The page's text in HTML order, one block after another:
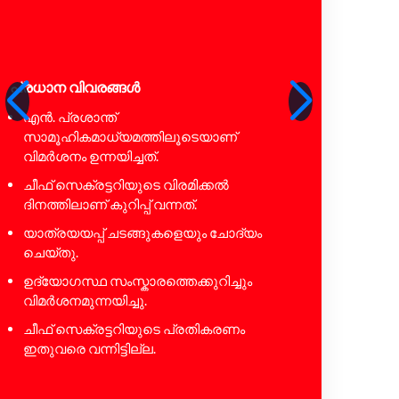
പ്രധാന വിവരങ്ങൾ
എൻ. പ്രശാന്ത്
സാമൂഹികമാധ്യമത്തിലൂടെയാണ്
വിമർശനം ഉന്നയിച്ചത്.
ചീഫ് സെക്രട്ടറിയുടെ വിരമിക്കൽ
ദിനത്തിലാണ് കുറിപ്പ് വന്നത്.
യാത്രയയപ്പ് ചടങ്ങുകളെയും ചോദ്യം
ചെയ്തു.
ഉദ്യോഗസ്ഥ സംസ്കാരത്തെക്കുറിച്ചും
വിമർശനമുന്നയിച്ചു.
ചീഫ് സെക്രട്ടറിയുടെ പ്രതികരണം
ഇതുവരെ വന്നിട്ടില്ല.